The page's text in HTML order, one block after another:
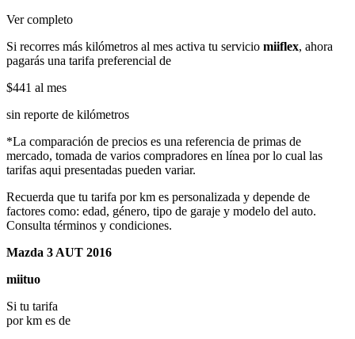
Ver completo
Si recorres más kilómetros al mes activa tu servicio miiflex, ahora
pagarás una tarifa preferencial de
$441 al mes
sin reporte de kilómetros
*La comparación de precios es una referencia de primas de
mercado, tomada de varios compradores en línea por lo cual las
tarifas aqui presentadas pueden variar.
Recuerda que tu tarifa por km es personalizada y depende de
factores como: edad, género, tipo de garaje y modelo del auto.
Consulta términos y condiciones.
Mazda 3 AUT 2016
miituo
Si tu tarifa
por km es de